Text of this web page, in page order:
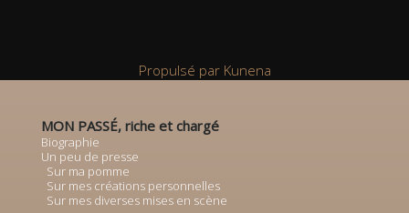
Propulsé par Kunena
MON PASSÉ, riche et chargé
Biographie
Un peu de presse
Sur ma pomme
Sur mes créations personnelles
Sur mes diverses mises en scène